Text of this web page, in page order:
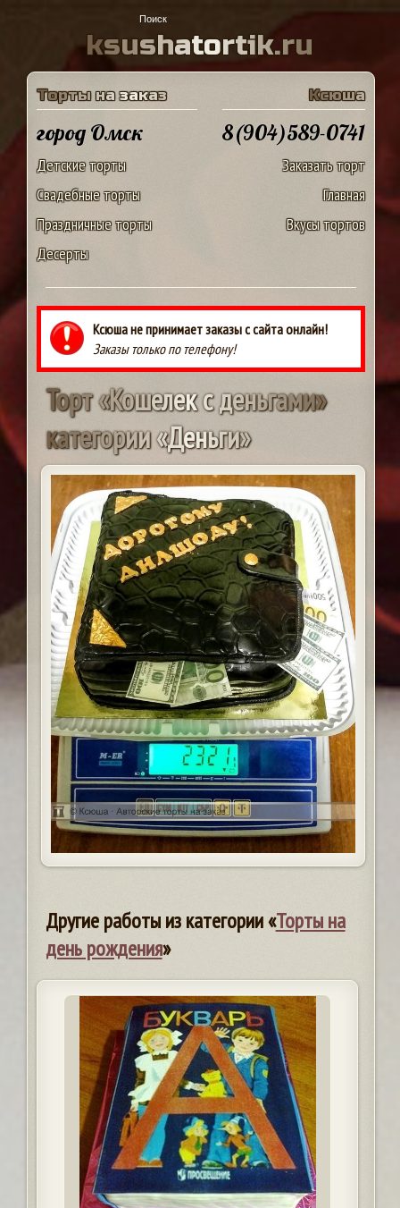
ksushatortik.ru
Торты на заказ
город Омск
Детские торты
Свадебные торты
Праздничные торты
Десерты
Ксюша
8(904)589-0741
Заказать торт
Главная
Вкусы тортов
Ксюша не принимает заказы с сайта онлайн!
Заказы только по телефону!
Торт«Кошелексденьгами»
категории«Деньги»
Другие работы из категории «Торты на
день рождения»